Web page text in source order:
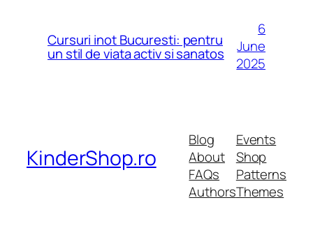
Cursuri inot Bucuresti: pentru
un stil de viata activ si sanatos
6
June
2025
KinderShop.ro
Blog
About
FAQs
Authors
Events
Shop
Patterns
Themes